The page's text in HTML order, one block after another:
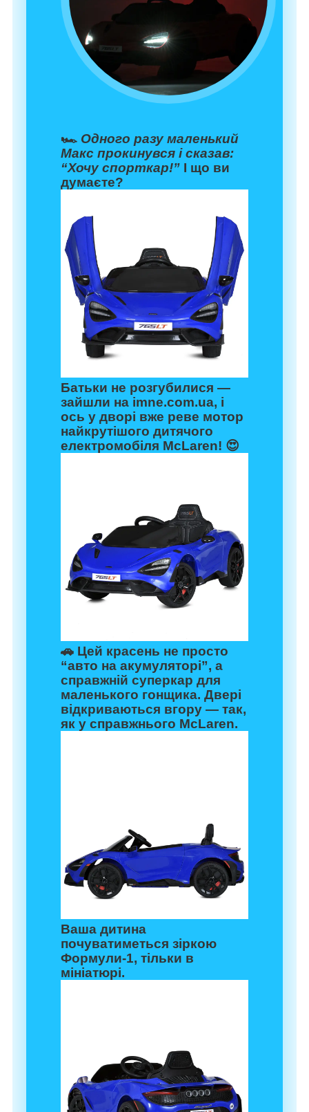
🏎️ Одного разу маленький
Макс прокинувся і сказав:
“Хочу спорткар!” І що ви
думаєте?
Батьки не розгубилися —
зайшли на imne.com.ua, і
ось у дворі вже реве мотор
найкрутішого дитячого
електромобіля McLaren! 😍
🚗 Цей красень не просто
“авто на акумуляторі”, а
справжній суперкар для
маленького гонщика. Двері
відкриваються вгору — так,
як у справжнього McLaren.
Ваша дитина
почуватиметься зіркою
Формули-1, тільки в
мініатюрі.